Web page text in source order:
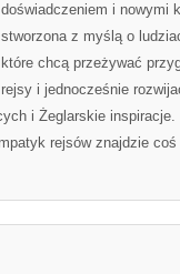
doświadczeniem i nowymi
stworzona z myślą o
które chcą przeżywać
rejsy i jednocześnie
i Żeglarskie
rejsów znajdzie